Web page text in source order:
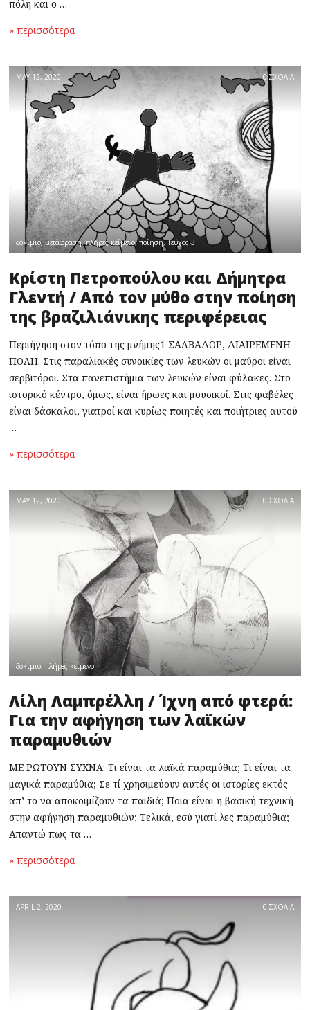
πόλη και ο …
» περισσότερα
MAY 12, 2020 0 ΣΧΟΛΙΑ
δοκίμιο,μετάφραση,πλήρες κείμενο,ποίηση,Τεύχος 3
Κρίστη Πετροπούλου και Δήμητρα
Γλεντή / Από τον μύθο στην ποίηση
της βραζιλιάνικης περιφέρειας
Περιήγηση στον τόπο της μνήμης1 ΣΑΛΒΑΔΟΡ, ΔΙΑΙΡΕΜΕΝΗ
ΠΟΛΗ. Στις παραλιακές συνοικίες των λευκών οι μαύροι είναι
σερβιτόροι. Στα πανεπιστήμια των λευκών είναι φύλακες. Στο
ιστορικό κέντρο, όμως, είναι ήρωες και μουσικοί. Στις φαβέλες
είναι δάσκαλοι, γιατροί και κυρίως ποιητές και ποιήτριες αυτού
…
» περισσότερα
MAY 12, 2020 0 ΣΧΟΛΙΑ
δοκίμιο,πλήρες κείμενο
Λίλη Λαμπρέλλη / Ίχνη από φτερά:
Για την αφήγηση των λαϊκών
παραμυθιών
ΜΕ ΡΩΤΟΥΝ ΣΥΧΝΑ: Τι είναι τα λαϊκά παραμύθια; Τι είναι τα
μαγικά παραμύθια; Σε τί χρησιμεύουν αυτές οι ιστορίες εκτός
απ’ το να αποκοιμίζουν τα παιδιά; Ποια είναι η βασική τεχνική
στην αφήγηση παραμυθιών; Τελικά, εσύ γιατί λες παραμύθια;
Απαντώ πως τα …
» περισσότερα
APRIL 2, 2020 0 ΣΧΟΛΙΑ